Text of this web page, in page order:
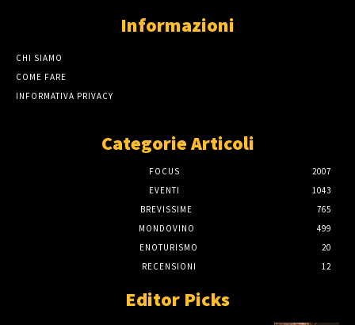
Informazioni
CHI SIAMO
COME FARE
INFORMATIVA PRIVACY
Categorie Articoli
FOCUS
2007
EVENTI
1043
BREVISSIME
765
MONDOVINO
499
ENOTURISMO
20
RECENSIONI
12
Editor Picks